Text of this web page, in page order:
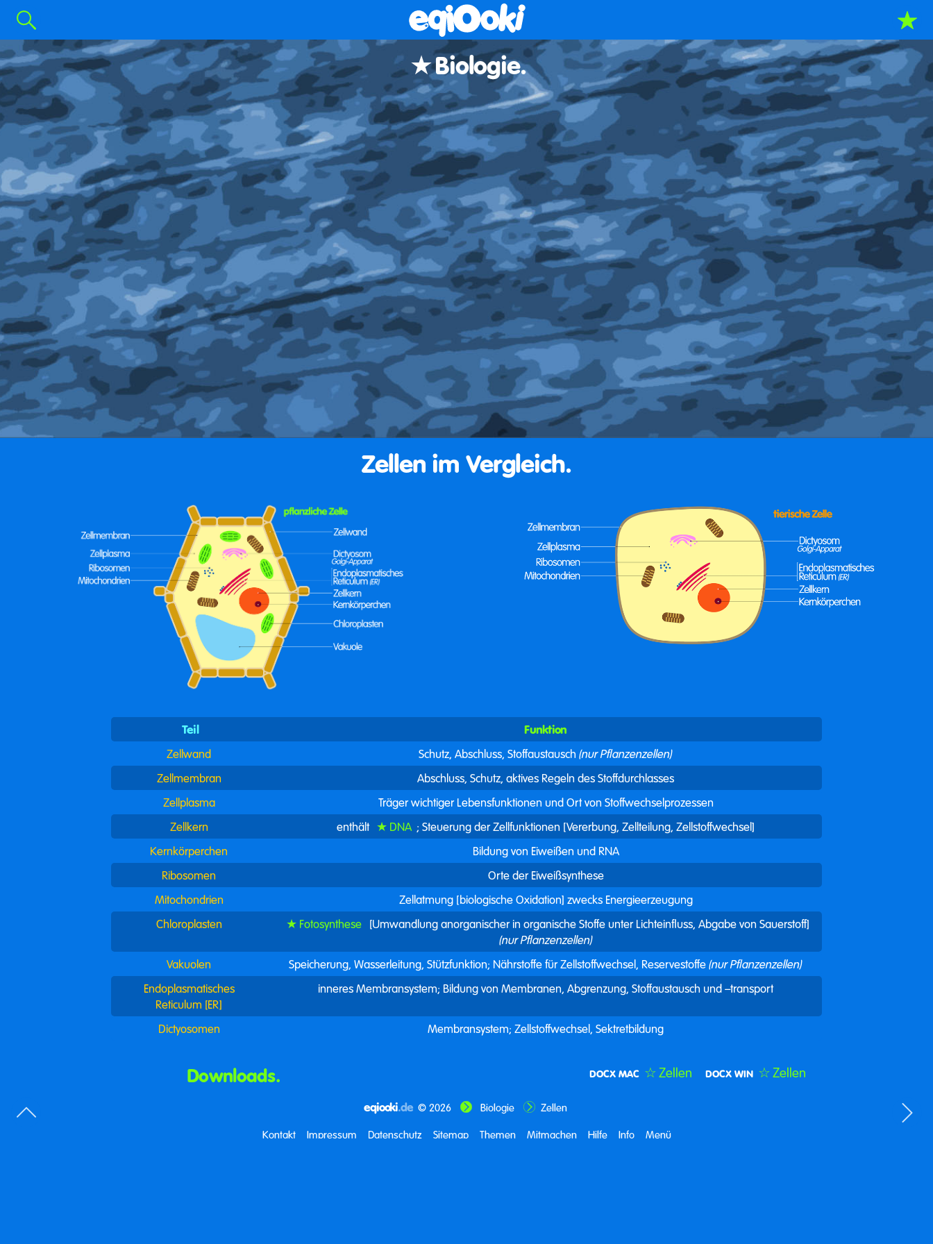
Biologie.
Zellen im Vergleich.
Teil
Funktion
Zellwand
Schutz, Abschluss, Stoffaustausch (nur Pflanzenzellen)
Zellmembran
Abschluss, Schutz, aktives Regeln des Stoffdurchlasses
Zellplasma
Träger wichtiger Lebensfunktionen und Ort von Stoffwechselprozessen
Zellkern
enthält DNA ; Steuerung der Zellfunktionen [Vererbung, Zellteilung, Zellstoffwechsel]
Kernkörperchen
Bildung von Eiweißen und RNA
Ribosomen
Orte der Eiweißsynthese
Mitochondrien
Zellatmung [biologische Oxidation] zwecks Energieerzeugung
Chloroplasten
Fotosynthese [Umwandlung anorganischer in organische Stoffe unter Lichteinfluss, Abgabe von Sauerstoff]
(nur Pflanzenzellen)
Vakuolen
Speicherung, Wasserleitung, Stützfunktion; Nährstoffe für Zellstoffwechsel, Reservestoffe(nur Pflanzenzellen)
Endoplasmatisches
Reticulum [ER]
inneres Membransystem; Bildung von Membranen, Abgrenzung, Stoffaustausch und –transport
Dictyosomen Membransystem; Zellstoffwechsel, Sektretbildung
Downloads. DOCX MAC Zellen DOCX WIN Zellen
eqiooki.de © 2026 Biologie
Zellen
Kontakt
Impressum Datenschutz Sitemap Themen Mitmachen Hilfe Info Menü